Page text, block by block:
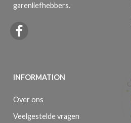
garenliefhebbers.
INFORMATION
Over ons
Veelgestelde vragen